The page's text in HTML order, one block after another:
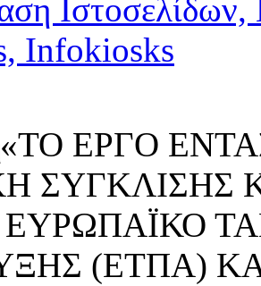
«ΤΟ ΕΡΓΟ
ΣΥΓΚΛΙΣΗΣ
(ΕΤΠΑ)